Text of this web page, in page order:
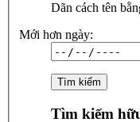
Dãn cách tên
Mới hơn ngày:
Tìm kiếm